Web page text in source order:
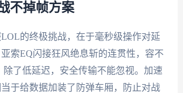
不掉帧方案
的终极挑战，在于毫秒级操作对延
索EQ闪接狂风绝息斩的连贯性，容不
除了低延迟，安全传输不能忽视。加速
于给数据加装了防弹车厢，防止对战